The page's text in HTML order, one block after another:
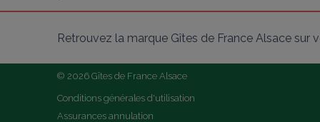
Retrouvez la marque Gîtes de France Alsace sur
© 2026 Gîtes de France Alsace
Conditions générales d'utilisation
Assurances annulation